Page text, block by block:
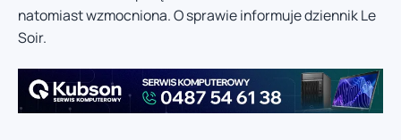
natomiast wzmocniona. O sprawie informuje dziennik Le
Soir.